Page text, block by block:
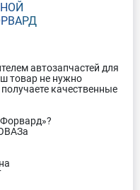
автозапчастей для
товар не нужно
качественные